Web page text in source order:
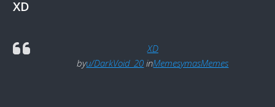
XD
XD
byu/DarkVoid_20 inMemesymasMemes